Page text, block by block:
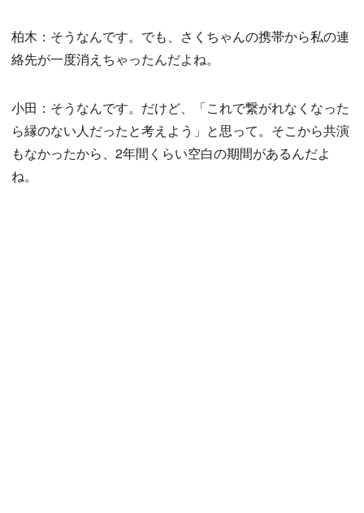
柏木：そうなんです。でも、さくちゃんの携帯から私の連
絡先が一度消えちゃったんだよね。
小田：そうなんです。だけど、「これで繋がれなくなった
ら縁のない人だったと考えよう」と思って。そこから共演
もなかったから、2年間くらい空白の期間があるんだよ
ね。